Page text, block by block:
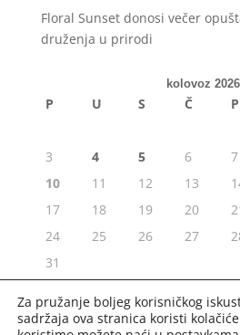
Floral Sunset donosi večer
druženja u prirodi
kolovoz 2026
P U S Č P
3
4 5 6 7
10
11 12 13
17
18 19 20
24
25 26 27
31
« srp
Za pružanje boljeg korisničkog
sadržaja ova stranica koristi